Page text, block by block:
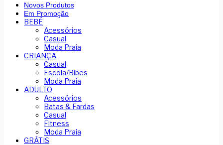
Novos Produtos
Em Promoção
BEBÉ
Acessórios
Casual
Moda Praia
CRIANÇA
Casual
Escola/Bibes
Moda Praia
ADULTO
Acessórios
Batas & Fardas
Casual
Fitness
Moda Praia
GRÁTIS